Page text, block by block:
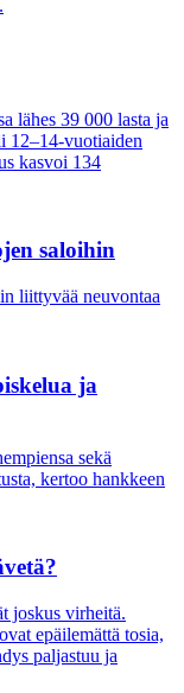
lähes 39 000 lasta ja
12–14-vuotiaiden
kasvoi 134
saloihin
liittyvää neuvontaa
ja
sekä
kertoo hankkeen
joskus virheitä.
epäilemättä tosia,
paljastuu ja